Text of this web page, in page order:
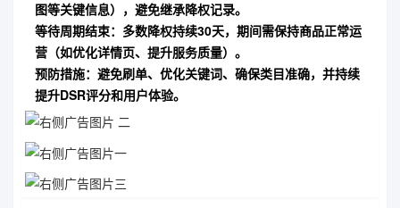
图等关键信息），避免继承降权记录。
等待周期结束：多数降权持续30天，期间需保持商品正常运
营（如优化详情页、提升服务质量）。
预防措施：避免刷单、优化关键词、确保类目准确，并持续
提升DSR评分和用户体验。